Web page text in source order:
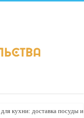
для кухни: доставка